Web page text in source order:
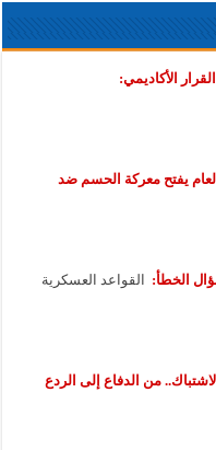
الأكاديمي:
يفتح معركة الحسم ضد
الخطأ: القواعد العسكرية
من الدفاع إلى الردع